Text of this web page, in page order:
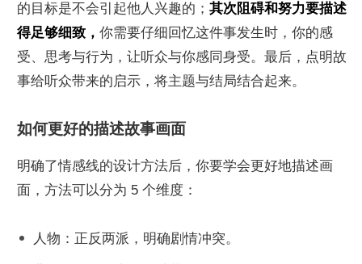
的目标是不会引起他人兴趣的； 其次阻碍和努力要描述
得足够细致， 你需要仔细回忆这件事发生时，你的感
受、思考与行为，让听众与你感同身受。最后，点明故
事给听众带来的启示，将主题与结局结合起来。
如何更好的描述故事画面
明确了情感线的设计方法后，你要学会更好地描述画
面，方法可以分为 5 个维度：
人物：正反两派，明确剧情冲突。